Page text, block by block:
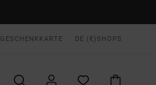
GESCHENKKARTE DE (€) SHOPS